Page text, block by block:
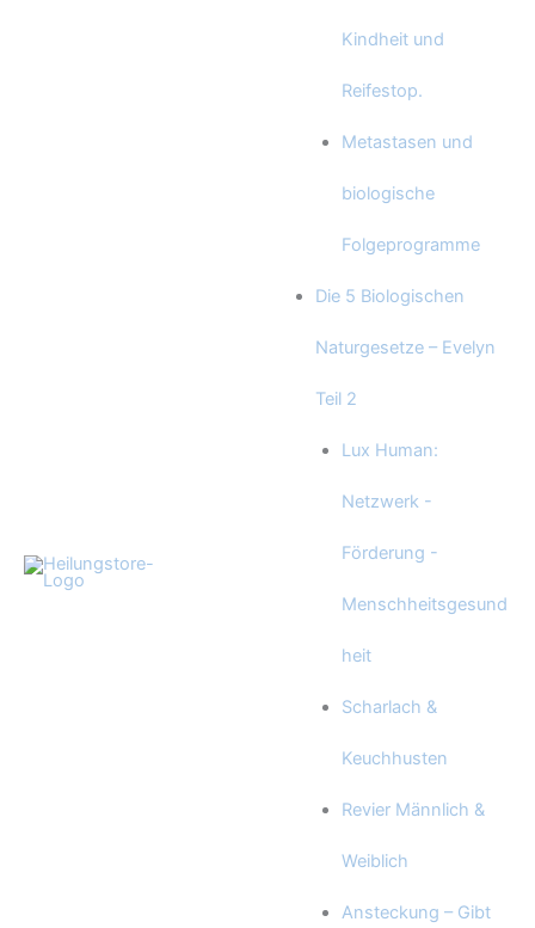
Kindheit und
Reifestop.
Metastasen und
biologische
Folgeprogramme
Die 5 Biologischen
Naturgesetze – Evelyn
Teil 2
Lux Human:
Netzwerk -
Förderung -
Menschheitsgesund
heit
Scharlach &
Keuchhusten
Revier Männlich &
Weiblich
Ansteckung – Gibt